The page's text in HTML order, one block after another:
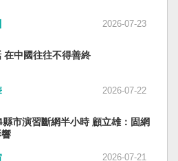
句是「會議還研究了其他事
最感興趣的問題，那就是人
近平的進一步獨裁和二十一
統計，過去一年，已有十九
布落馬或罷免全國人大代表
蹤」者。總共接近三十人。
委員：軍委副主席張又俠與
。 軍方還有原中央軍委副主
員兼聯合參謀部參謀長劉振
2026-07-23
在中國往往不得善終
2026-07-22
縣市演習斷網半小時 顧立雄：固網
2026-07-21